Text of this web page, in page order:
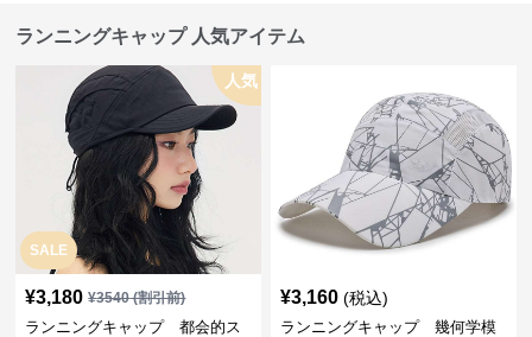
ランニングキャップ 人気アイテム
SALE
人気
¥3,180 ¥3540(割引前)
ランニングキャップ 都会的ス
¥3,160 (税込)
ランニングキャップ 幾何学模